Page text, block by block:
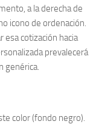
a la derecha de
icono de ordenación.
esa cotización hacia
prevalecerá
genérica.
color (fondo negro).